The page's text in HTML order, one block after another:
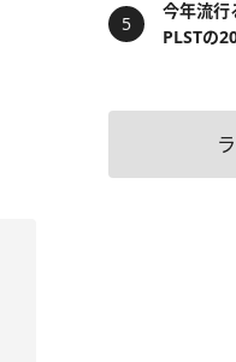
今年流行
PLSTの